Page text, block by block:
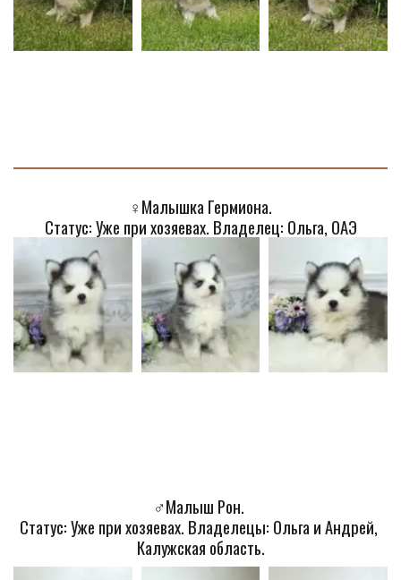
♀️Малышка Гермиона.
Статус: Уже при хозяевах. Владелец: Ольга, ОАЭ
♂️Малыш Рон.
Статус: Уже при хозяевах. Владелецы: Ольга и Андрей,
Калужская область.